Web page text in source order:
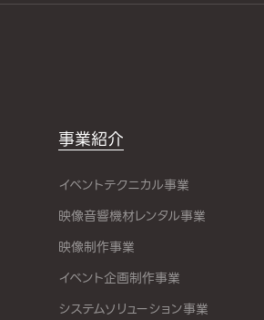
事業紹介
イベントテクニカル事業
映像音響機材レンタル事業
映像制作事業
イベント企画制作事業
システムソリューション事業